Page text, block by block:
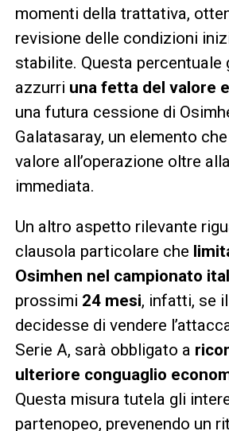
momenti della trattativa,
revisione delle condizioni
stabilite. Questa percentuale
azzurri una fetta del valore
una futura cessione di
Galatasaray, un elemento
valore all’operazione oltre
immediata.
Un altro aspetto rilevante
clausola particolare che
Osimhen nel campionato
prossimi 24 mesi, infatti, se
decidesse di vendere
Serie A, sarà obbligato a
ulteriore conguaglio
Questa misura tutela gli
partenopeo, prevenendo un